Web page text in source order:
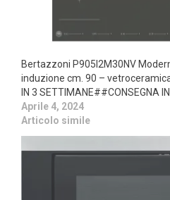
Bertazzoni P905I2M30NV
induzione cm. 90 –
IN 3 SETTIMANE##CONSEGNA
Aprile 4, 2024
Articolo simile